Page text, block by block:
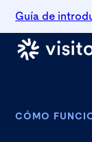
Guía de
CÓMO